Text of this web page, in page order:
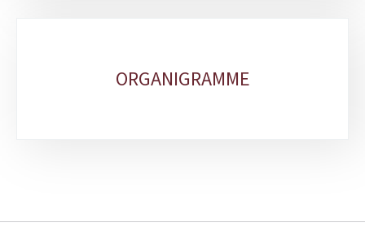
ORGANIGRAMME